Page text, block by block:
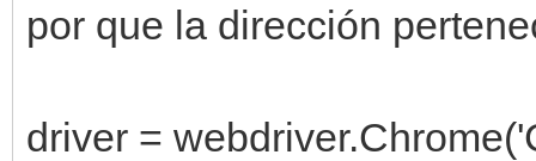
por que la dirección
driver =